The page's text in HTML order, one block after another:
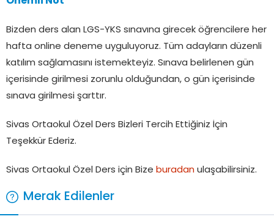
Bizden ders alan LGS-YKS sınavına girecek öğrencilere her
hafta online deneme uyguluyoruz. Tüm adayların düzenli
katılım sağlamasını istemekteyiz. Sınava belirlenen gün
içerisinde girilmesi zorunlu olduğundan, o gün içerisinde
sınava girilmesi şarttır.
Sivas Ortaokul Özel Ders Bizleri Tercih Ettiğiniz İçin
Teşekkür Ederiz.
Sivas Ortaokul Özel Ders için Bize buradan ulaşabilirsiniz.
Merak Edilenler